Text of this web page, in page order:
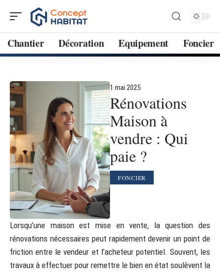
Chantier Décoration Equipement Foncier
1 mai 2025
Rénovations
Maison à
vendre : Qui
paie ?
FONCIER
Lorsqu’une maison est mise en vente, la question des
rénovations nécessaires peut rapidement devenir un point de
friction entre le vendeur et l’acheteur potentiel. Souvent, les
travaux à effectuer pour remettre le bien en état soulèvent la